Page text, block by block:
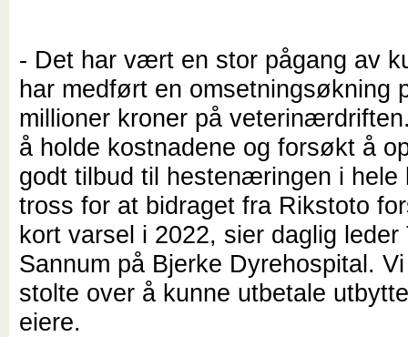
- Det har vært en stor pågang av
har medført en omsetningsøkning
millioner kroner på
å holde kostnadene og forsøkt å
godt tilbud til hestenæringen i hele
tross for at bidraget fra Rikstoto
kort varsel i 2022, sier daglig leder
Sannum på Bjerke Dyrehospital.
stolte over å kunne utbetale
eiere.